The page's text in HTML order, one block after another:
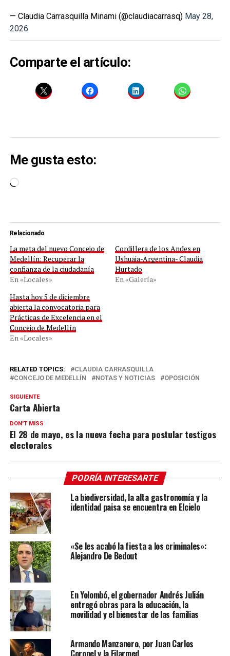
— Claudia Carrasquilla Minami (@claudiacarrasq) May 28,
2026
Comparte el artículo:
Me gusta esto:
Cargando...
Relacionado
La meta del nuevo Concejo de
Medellín: Recuperar la
confianza de la ciudadanía
En «Locales»
Cordillera de los Andes en
Ushuaia-Argentina- Claudia
Hurtado
En «Galería»
Hasta hoy 5 de diciembre
abierta la convocatoria para
Prácticas de Excelencia en el
Concejo de Medellín
En «Locales»
RELATED TOPICS:
CLAUDIA CARRASQUILLA
CONCEJO DE MEDELLÍN
NOTAS Y NOTICIAS OPOSICIÓN
SIGUIENTE
Carta Abierta
DON'T MISS
El 28 de mayo, es la nueva fecha para postular testigos
electorales
PODRÍA INTERESARTE
La biodiversidad, la alta gastronomía y la
identidad paisa se encuentra en Elcielo
«Se les acabó la fiesta a los criminales»:
Alejandro De Bedout
En Yolombó, el gobernador Andrés Julián
entregó obras para la educación, la
movilidad y el bienestar de las familias
Armando Manzanero, por Juan Carlos
Coronel y la Filarmed